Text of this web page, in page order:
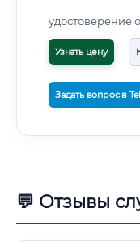
Узнать цену
Задать вопрос в
💬 Отзывы